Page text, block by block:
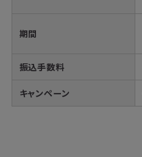
期間
振込手数料
キャンペーン